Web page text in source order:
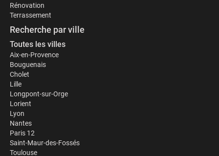
Rénovation
Terrassement
Recherche par ville
Toutes les villes
Aix-en-Provence
Bouguenais
Cholet
Lille
Longpont-sur-Orge
Lorient
Lyon
Nantes
Paris 12
Saint-Maur-des-Fossés
Toulouse